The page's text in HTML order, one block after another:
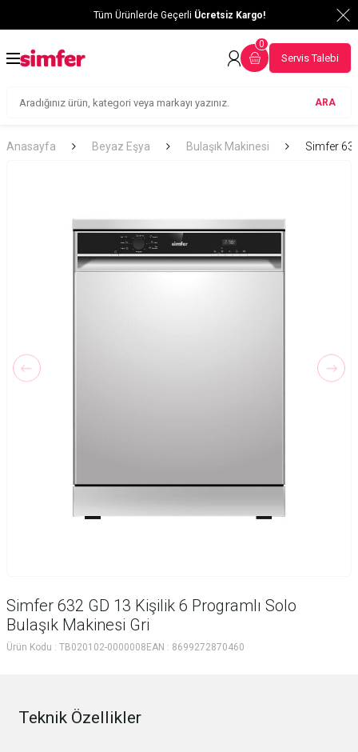
Tüm Ürünlerde Geçerli Ücretsiz Kargo!
ARA
0
Servis Talebi
Anasayfa Beyaz Eşya Bulaşık Makinesi Simfer
Simfer 632 GD 13 Kişilik 6 Programlı Solo
Bulaşık Makinesi Gri
Ürün Kodu : TB020102-0000008EAN : 8699272870460
Teknik Özellikler